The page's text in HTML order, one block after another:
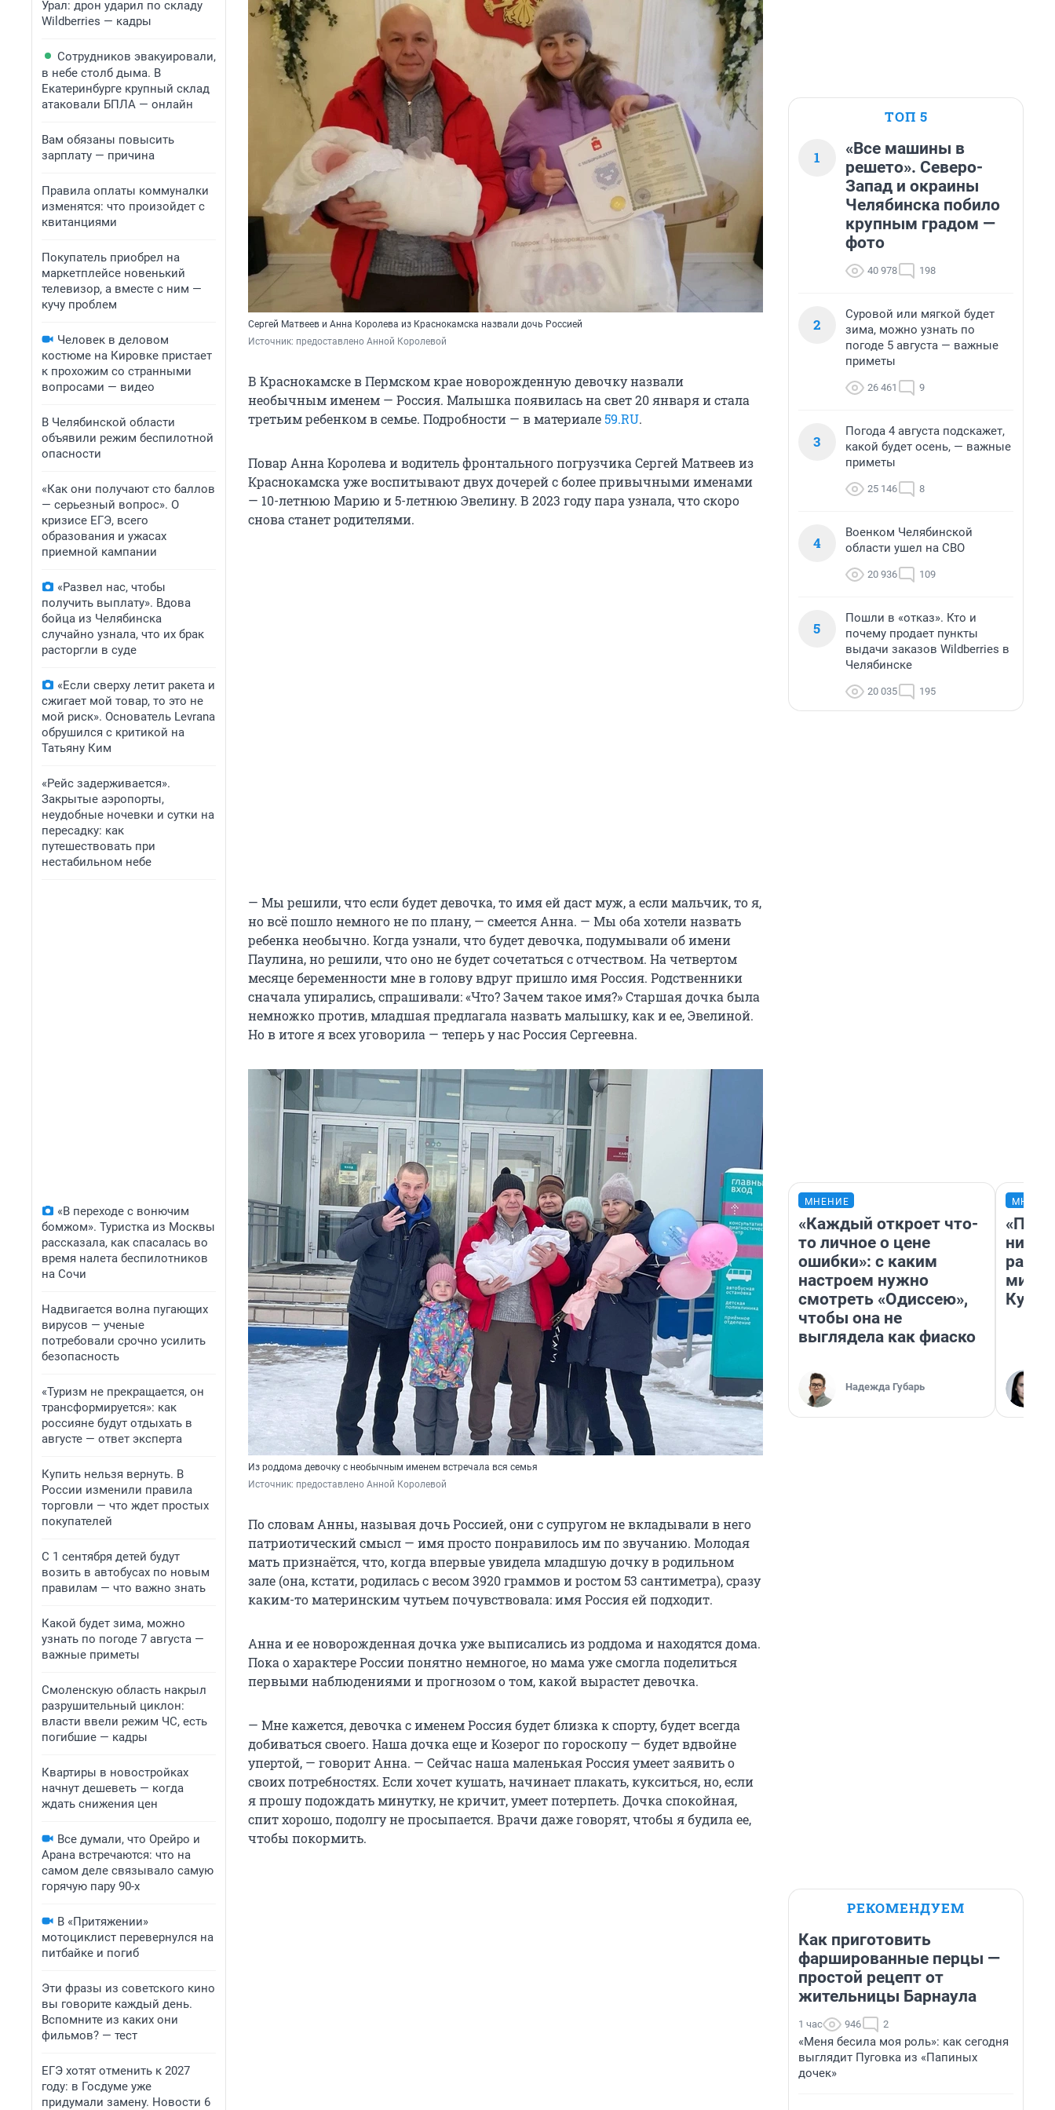
Урал: дрон ударил по складу
Wildberries — кадры
Сотрудников эвакуировали,
в небе столб дыма. В
Екатеринбурге крупный склад
атаковали БПЛА — онлайн
Вам обязаны повысить
зарплату — причина
Правила оплаты коммуналки
изменятся: что произойдет с
квитанциями
Покупатель приобрел на
маркетплейсе новенький
телевизор, а вместе с ним —
кучу проблем
Человек в деловом
костюме на Кировке пристает
к прохожим со странными
вопросами — видео
В Челябинской области
объявили режим беспилотной
опасности
«Как они получают сто баллов
— серьезный вопрос». О
кризисе ЕГЭ, всего
образования и ужасах
приемной кампании
«Развел нас, чтобы
получить выплату». Вдова
бойца из Челябинска
случайно узнала, что их брак
расторгли в суде
«Если сверху летит ракета и
сжигает мой товар, то это не
мой риск». Основатель Levrana
обрушился с критикой на
Татьяну Ким
«Рейс задерживается».
Закрытые аэропорты,
неудобные ночевки и сутки на
пересадку: как
путешествовать при
нестабильном небе
«В переходе с вонючим
бомжом». Туристка из Москвы
рассказала, как спасалась во
время налета беспилотников
на Сочи
Надвигается волна пугающих
вирусов — ученые
потребовали срочно усилить
безопасность
«Туризм не прекращается, он
трансформируется»: как
россияне будут отдыхать в
августе — ответ эксперта
Купить нельзя вернуть. В
России изменили правила
торговли — что ждет простых
покупателей
С 1 сентября детей будут
возить в автобусах по новым
правилам — что важно знать
Какой будет зима, можно
узнать по погоде 7 августа —
важные приметы
Смоленскую область накрыл
разрушительный циклон:
власти ввели режим ЧС, есть
погибшие — кадры
Квартиры в новостройках
начнут дешеветь — когда
ждать снижения цен
Все думали, что Орейро и
Арана встречаются: что на
самом деле связывало самую
горячую пару 90-х
В «Притяжении»
мотоциклист перевернулся на
питбайке и погиб
Эти фразы из советского кино
вы говорите каждый день.
Вспомните из каких они
фильмов? — тест
ЕГЭ хотят отменить к 2027
году: в Госдуме уже
придумали замену. Новости 6
Сергей Матвеев и Анна Королева из Краснокамска назвали дочь Россией
Источник: предоставлено Анной Королевой
В Краснокамске в Пермском крае новорожденную девочку назвали
необычным именем — Россия. Малышка появилась на свет 20 января и стала
третьим ребенком в семье. Подробности — в материале59.RU.
Повар Анна Королева и водитель фронтального погрузчика Сергей Матвеев из
Краснокамска уже воспитывают двух дочерей с более привычными именами
— 10-летнюю Марию и 5-летнюю Эвелину. В 2023 году пара узнала, что скоро
снова станет родителями.
— Мы решили, что если будет девочка, то имя ей даст муж, а если мальчик, то я,
но всё пошло немного не по плану, — смеется Анна. — Мы оба хотели назвать
ребенка необычно. Когда узнали, что будет девочка, подумывали об имени
Паулина, но решили, что оно не будет сочетаться с отчеством. На четвертом
месяце беременности мне в голову вдруг пришло имя Россия. Родственники
сначала упирались, спрашивали: «Что? Зачем такое имя?» Старшая дочка была
немножко против, младшая предлагала назвать малышку, как и ее, Эвелиной.
Но в итоге я всех уговорила — теперь у нас Россия Сергеевна.
Из роддома девочку с необычным именем встречала вся семья
Источник: предоставлено Анной Королевой
По словам Анны, называя дочь Россией, они с супругом не вкладывали в него
патриотический смысл — имя просто понравилось им по звучанию. Молодая
мать признаётся, что, когда впервые увидела младшую дочку в родильном
зале (она, кстати, родилась с весом 3920 граммов и ростом 53 сантиметра), сразу
каким-то материнским чутьем почувствовала: имя Россия ей подходит.
Анна и ее новорожденная дочка уже выписались из роддома и находятся дома.
Пока о характере России понятно немногое, но мама уже смогла поделиться
первыми наблюдениями и прогнозом о том, какой вырастет девочка.
— Мне кажется, девочка с именем Россия будет близка к спорту, будет всегда
добиваться своего. Наша дочка еще и Козерог по гороскопу — будет вдвойне
упертой, — говорит Анна. — Сейчас наша маленькая Россия умеет заявить о
своих потребностях. Если хочет кушать, начинает плакать, кукситься, но, если
я прошу подождать минутку, не кричит, умеет потерпеть. Дочка спокойная,
спит хорошо, подолгу не просыпается. Врачи даже говорят, чтобы я будила ее,
чтобы покормить.
ТОП 5
1
«Все машины в
решето». Северо-
Запад и окраины
Челябинска побило
крупным градом —
фото
40 978 198
2
Суровой или мягкой будет
зима, можно узнать по
погоде 5 августа — важные
приметы
26 461 9
3
Погода 4 августа подскажет,
какой будет осень, — важные
приметы
25 146 8
4
Военком Челябинской
области ушел на СВО
20 936 109
5
Пошли в «отказ». Кто и
почему продает пункты
выдачи заказов Wildberries в
Челябинске
20 035 195
МНЕНИЕ
«Каждый откроет что-
то личное о цене
ошибки»: с каким
настроем нужно
смотреть «Одиссею»,
чтобы она не
выглядела как фиаско
Надежда Губарь
Кузи
РЕКОМЕНДУЕМ
Как приготовить
фаршированные перцы —
простой рецепт от
жительницы Барнаула
1 час 946 2
«Меня бесила моя роль»: как сегодня
выглядит Пуговка из «Папиных
дочек»